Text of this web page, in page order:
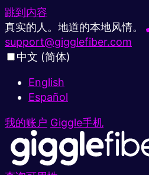
跳到内容
真实的人。地道的本地风情。
support@gigglefiber.com
中文 (简体)
English
Español
我的账户 Giggle手机